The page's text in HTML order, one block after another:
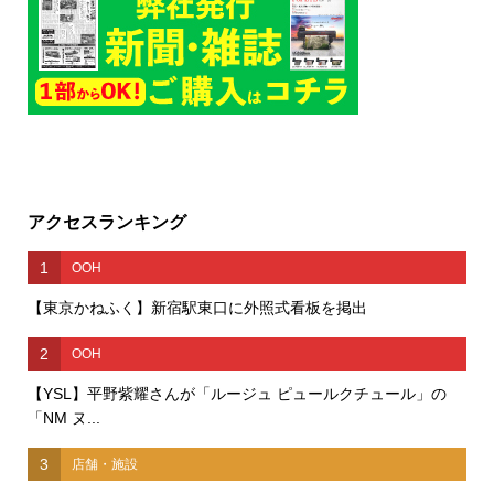
アクセスランキング
1 OOH
【東京かねふく】新宿駅東口に外照式看板を掲出
2 OOH
【YSL】平野紫耀さんが「ルージュ ピュールクチュール」の
「NM ヌ...
3 店舗・施設